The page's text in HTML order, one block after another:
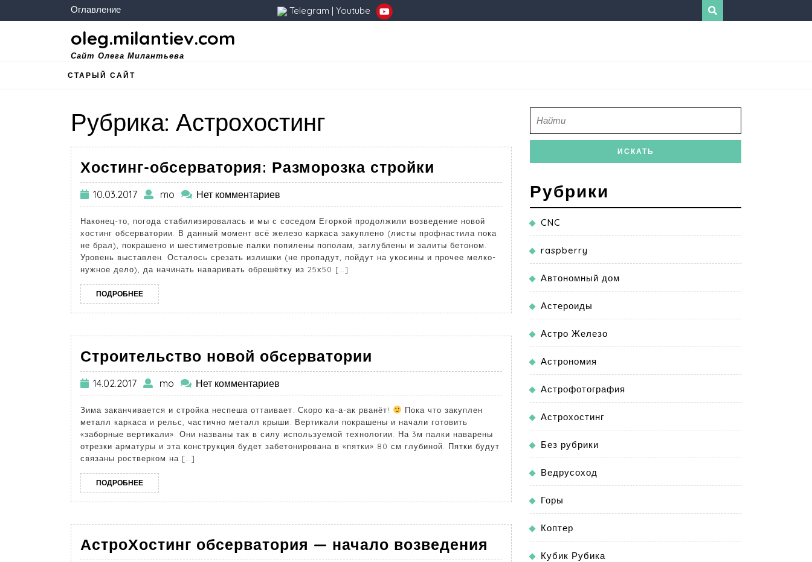
Оглавление Telegram | Youtube
oleg.milantiev.com
Сайт Олега Милантьева
СТАРЫЙ САЙТ
Рубрика: Астрохостинг
Хостинг-обсерватория: Разморозка стройки
10.03.2017 mo Нет комментариев
Наконец-то, погода стабилизировалась и мы с соседом Егоркой продолжили возведение новой
хостинг обсерватории. В данный момент всё железо каркаса закуплено (листы профнастила пока
не брал), покрашено и шестиметровые палки попилены пополам, заглублены и залиты бетоном.
Уровень выставлен. Осталось срезать излишки (не пропадут, пойдут на укосины и прочее мелко-
нужное дело), да начинать наваривать обрешётку из 25х50 […]
ПОДРОБНЕЕ
Строительство новой обсерватории
14.02.2017 mo Нет комментариев
Зима заканчивается и стройка неспеша оттаивает. Скоро ка-а-ак рванёт!
Пока что закуплен
металл каркаса и рельс, частично металл крыши. Вертикали покрашены и начали готовить
«заборные вертикали». Они названы так в силу используемой технологии. На 3м палки наварены
отрезки арматуры и эта конструкция будет забетонирована в «пятки» 80 см глубиной. Пятки будут
связаны ростверком на […]
ПОДРОБНЕЕ
АстроХостинг обсерватория — начало возведения
Рубрики
CNC
raspberry
Автономный дом
Астероиды
Астро Железо
Астрономия
Астрофотография
Астрохостинг
Без рубрики
Ведрусоход
Горы
Коптер
Кубик Рубика